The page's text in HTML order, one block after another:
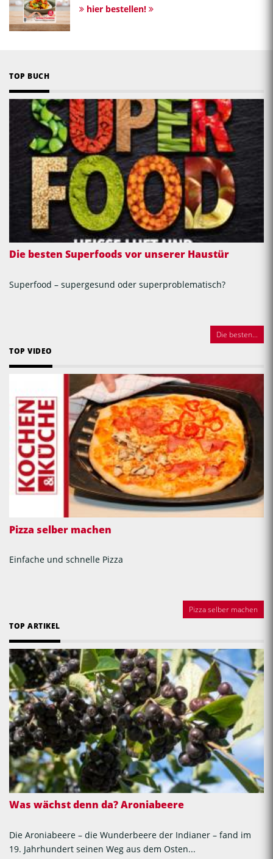
hier bestellen!
TOP BUCH
Die besten Superfoods vor unserer Haustür
Superfood – supergesund oder superproblematisch?
Die besten...
TOP VIDEO
Pizza selber machen
Einfache und schnelle Pizza
Pizza selber machen
TOP ARTIKEL
Was wächst denn da? Aroniabeere
Die Aroniabeere – die Wunderbeere der Indianer – fand im
19. Jahrhundert seinen Weg aus dem Osten...